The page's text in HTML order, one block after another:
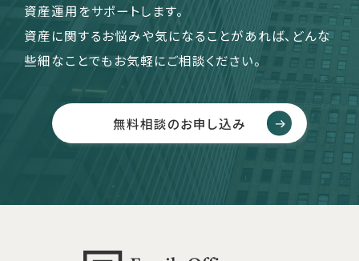
資産運用をサポートします。
資産に関するお悩みや気になることがあれば、どんな
些細なことでもお気軽にご相談ください。
無料相談のお申し込み